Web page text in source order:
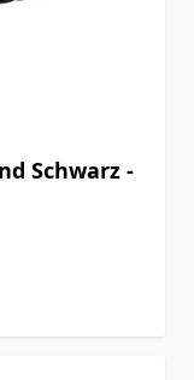
Schwarz -